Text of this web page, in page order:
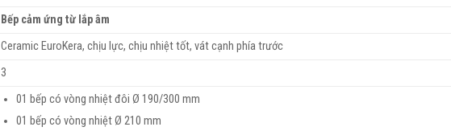
Bếp cảm ứng từ lắp âm
Ceramic EuroKera, chịu lực, chịu nhiệt tốt, vát cạnh phía trước
3
01 bếp có vòng nhiệt đôi Ø 190/300 mm
01 bếp có vòng nhiệt Ø 210 mm